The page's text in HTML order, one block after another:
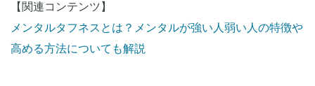
【関連コンテンツ】
メンタルタフネスとは？メンタルが強い人弱い人の特徴や
高める方法についても解説